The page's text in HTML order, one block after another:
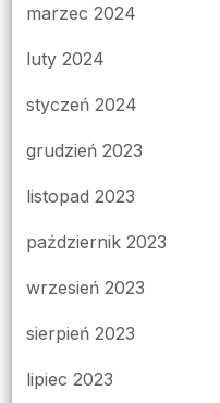
marzec 2024
luty 2024
styczeń 2024
grudzień 2023
listopad 2023
październik 2023
wrzesień 2023
sierpień 2023
lipiec 2023